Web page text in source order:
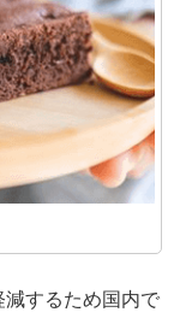
するため国内で